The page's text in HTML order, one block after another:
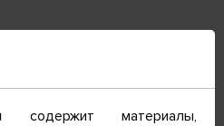
содержит материалы,